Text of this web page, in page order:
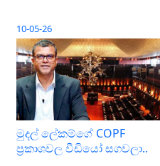
10-05-26
මුදල් ලේකම්ගේ COPF
ප‍්‍රකාශවල වීඩියෝ සගවලා..